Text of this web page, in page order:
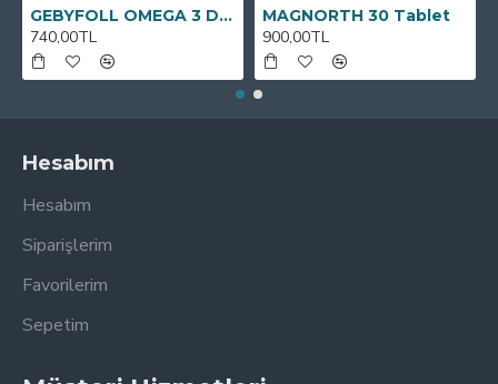
GEBYFOLL OMEGA 3 DHA
740,00TL
MAGNORTH 30 Tablet
900,00TL
Hesabım
Hesabım
Siparişlerim
Favorilerim
Sepetim